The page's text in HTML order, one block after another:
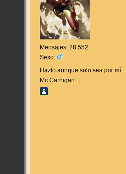
Mensajes: 28.552
Sexo:
Hazlo aunque solo sea por mí...
Mc Carnigan...